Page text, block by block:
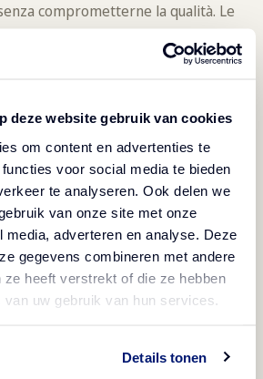
deze website gebruik van cookies
om content en advertenties te
voor social media te bieden
te analyseren. Ook delen we
van onze site met onze
media, adverteren en analyse. Deze
gegevens combineren met andere
ze heeft verstrekt of die ze hebben
uw gebruik van hun services.
Details tonen
comprometterne la qualità. Le
offrono una qualità di
aumentando la probabilità di